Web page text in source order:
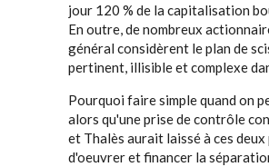
jour 120 % de la capitalisation
En outre, de nombreux
général considèrent le plan de
pertinent, illisible et complexe
Pourquoi faire simple quand on
alors qu'une prise de contrôle
et Thalès aurait laissé à ces
d'oeuvrer et financer la